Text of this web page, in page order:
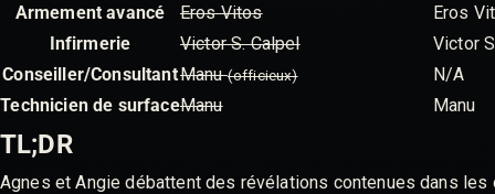
Armement avancé
Eros Vitos
Eros
Infirmerie
Victor S. Calpel
Victor
Conseiller/ConsultantManu(officieux)
N/A
Technicien de surfaceManu Manu
TL;DR
Agnes et Angie débattent des révélations contenues dans